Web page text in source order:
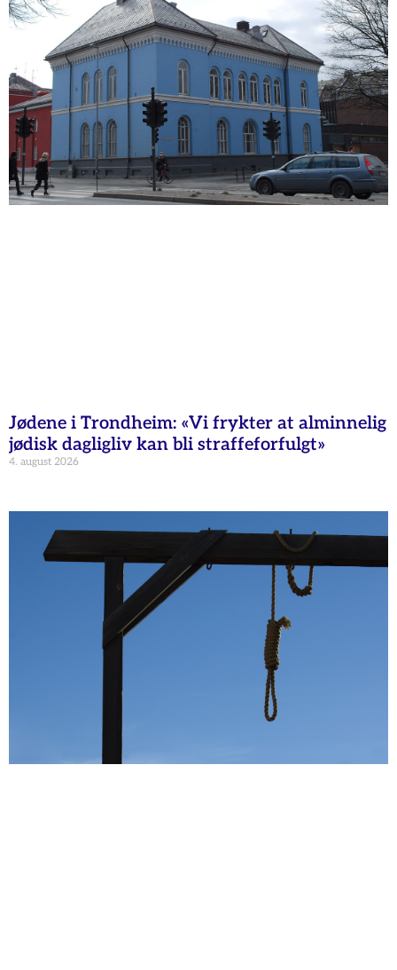
Jødene i Trondheim: «Vi frykter at alminnelig
jødisk dagligliv kan bli straffeforfulgt»
4. august 2026